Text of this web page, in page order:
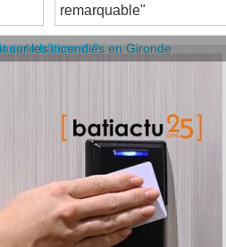
sur les incendies en Gironde
le bâtiment ?